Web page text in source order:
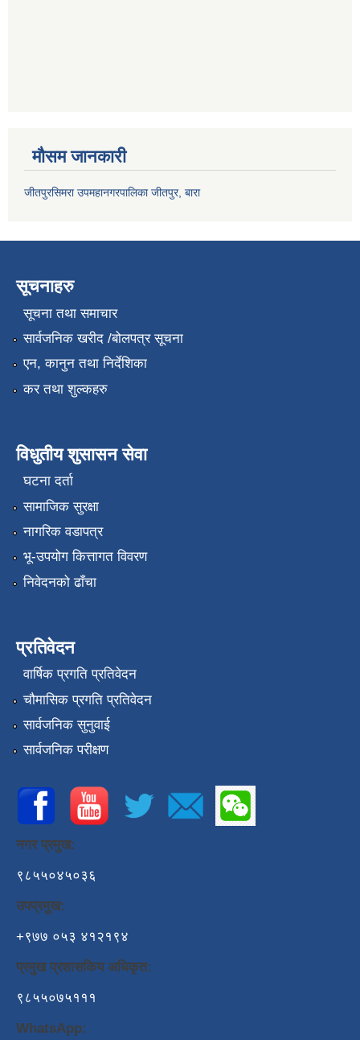
मौसम जानकारी
जीतपुरसिमरा उपमहानगरपालिका जीतपुर, बारा
सूचनाहरु
सूचना तथा समाचार
सार्वजनिक खरीद /बोलपत्र सूचना
एन, कानुन तथा निर्देशिका
कर तथा शुल्कहरु
विधुतीय शुसासन सेवा
घटना दर्ता
सामाजिक सुरक्षा
नागरिक वडापत्र
भू-उपयोग कित्तागत विवरण
निवेदनको ढाँचा
प्रतिवेदन
वार्षिक प्रगति प्रतिवेदन
चौमासिक प्रगति प्रतिवेदन
सार्वजनिक सुनुवाई
सार्वजनिक परीक्षण
नगर प्रमुख:
९८५५०४५०३६
उपप्रमुख:
+९७७ ०५३ ४१२१९४
प्रमुख प्रशासकिय अधिकृत:
९८५५०७५१११
WhatsApp: